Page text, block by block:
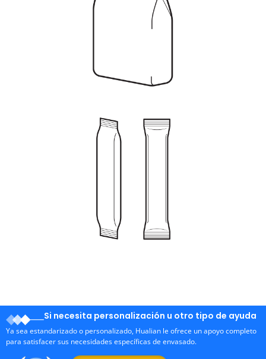
Si necesita personalización u otro tipo de ayuda
Ya sea estandarizado o personalizado, Hualian le ofrece un apoyo completo
para satisfacer sus necesidades específicas de envasado.